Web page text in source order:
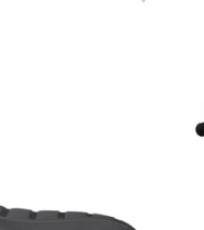
「AFTEE先
４．使用「
即時審查核
結果請求用
５．嚴禁一
形，恩沛科